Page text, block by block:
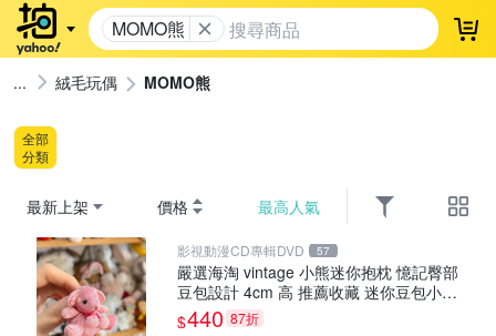
MOMO熊 登
絨毛玩偶 MOMO熊
全部
分類
最新上架 價格 最高人氣
影視動漫CD專輯DVD 57
嚴選海淘 vintage 小熊迷你抱枕 憶記臀部
豆包設計 4cm 高 推薦收藏 迷你豆包小
熊、高臀部、豆袋抱枕
$440 87折